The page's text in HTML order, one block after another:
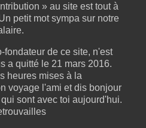
» au site est tout à
petit mot sympa sur notre
fondateur de ce site, n'est
a quitté le 21 mars 2016.
heures mises à la
voyage l'ami et dis bonjour
sont avec toi aujourd'hui.